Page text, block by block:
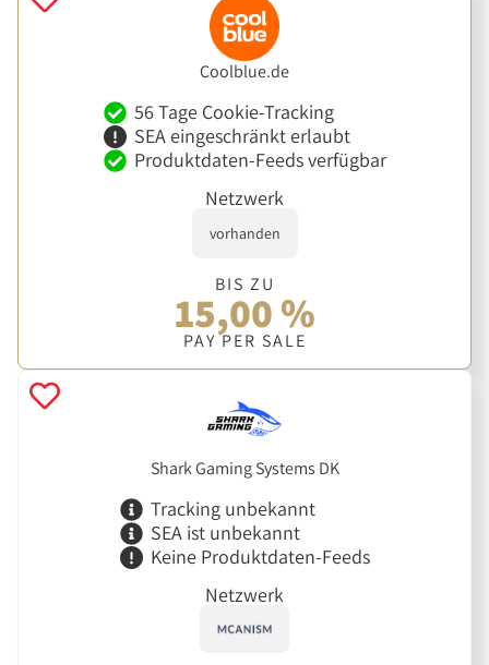
Coolblue.de
56 Tage Cookie-Tracking
SEA eingeschränkt erlaubt
Produktdaten-Feeds verfügbar
Netzwerk
vorhanden
BIS ZU
15,00 %
PAY PER SALE
Shark Gaming Systems DK
Tracking unbekannt
SEA ist unbekannt
Keine Produktdaten-Feeds
Netzwerk